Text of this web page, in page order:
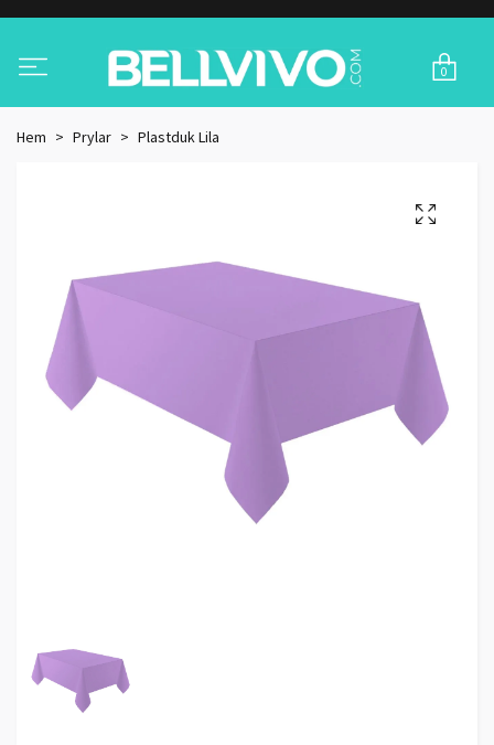
0
Hem Prylar Plastduk Lila